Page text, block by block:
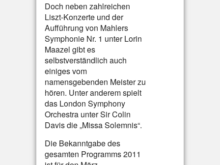
Doch neben zahlreichen
Liszt-Konzerte und der
Aufführung von Mahlers
Symphonie Nr. 1 unter Lorin
Maazel gibt es
selbstverständlich auch
einiges vom
namensgebenden Meister zu
hören. Unter anderem spielt
das London Symphony
Orchestra unter Sir Colin
Davis die „Missa Solemnis“.
Die Bekanntgabe des
gesamten Programms 2011